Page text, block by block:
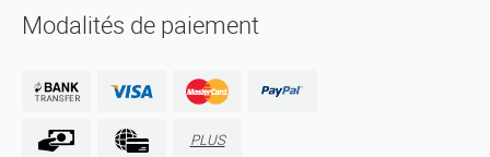
Modalités de paiement
PLUS